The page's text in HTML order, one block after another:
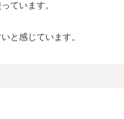
ています。
と感じています。